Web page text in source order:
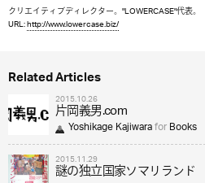
クリエイティブディレクター。"LOWERCASE"代表。
URL:http://www.lowercase.biz/
Related Articles
2015.10.26
片岡義男.com
Yoshikage KajiwaraforBooks
2015.11.29
謎の独立国家ソマリランド